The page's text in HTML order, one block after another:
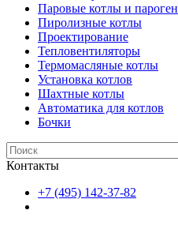
Паровые котлы и
Пиролизные котлы
Проектирование
Тепловентиляторы
Термомасляные котлы
Установка котлов
Шахтные котлы
Автоматика для котлов
Бочки
Контакты
+7 (495) 142-37-82